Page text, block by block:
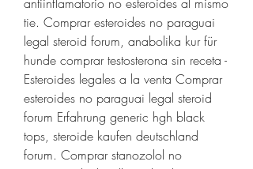
tie. Comprar esteroides no paraguai
legal steroid forum, anabolika kur für
hunde comprar testosterona sin receta -
Esteroides legales a la venta Comprar
esteroides no paraguai legal steroid
forum Erfahrung generic hgh black
tops, steroide kaufen deutschland
forum. Comprar stanozolol no